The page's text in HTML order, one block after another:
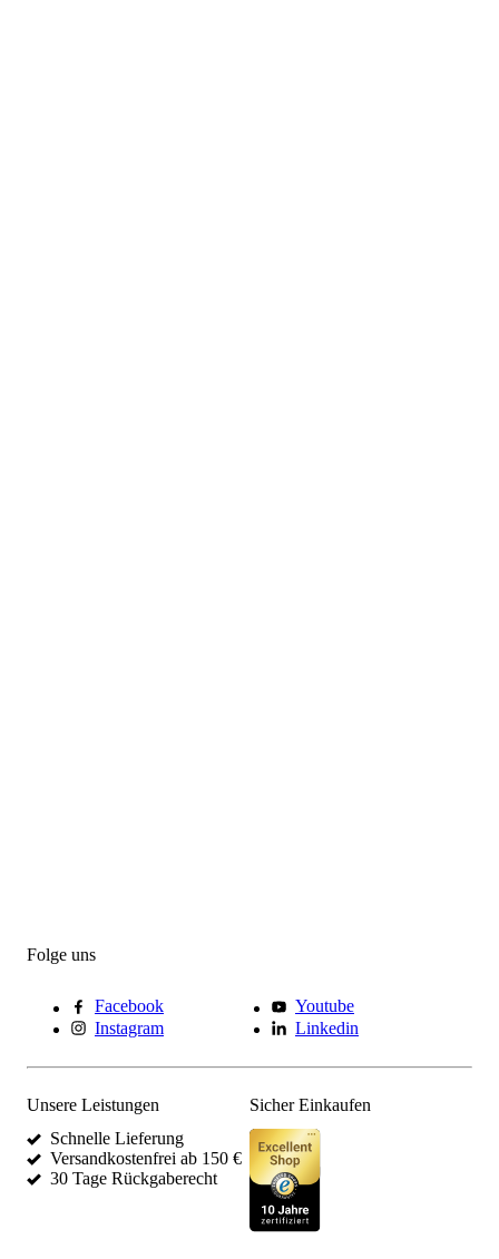
Folge uns
Facebook
Youtube
Instagram
Linkedin
Unsere Leistungen
Schnelle Lieferung
Versandkostenfrei ab 150 €
30 Tage Rückgaberecht
Sicher Einkaufen